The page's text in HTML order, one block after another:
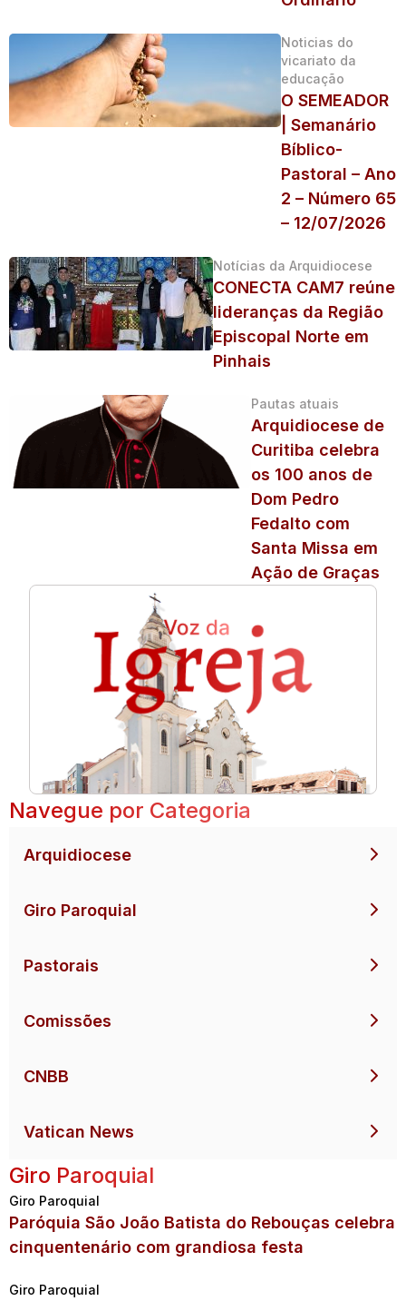
Noticias do
vicariato da
educação
O SEMEADOR
| Semanário
Bíblico-
Pastoral – Ano
2 – Número 65
– 12/07/2026
Notícias da Arquidiocese
CONECTA CAM7 reúne
lideranças da Região
Episcopal Norte em
Pinhais
Pautas atuais
Arquidiocese de
Curitiba celebra
os 100 anos de
Dom Pedro
Fedalto com
Santa Missa em
Ação de Graças
Navegue por Categoria
Arquidiocese
Giro Paroquial
Pastorais
Comissões
CNBB
Vatican News
Giro Paroquial
Giro Paroquial
Paróquia São João Batista do Rebouças celebra
cinquentenário com grandiosa festa
Giro Paroquial